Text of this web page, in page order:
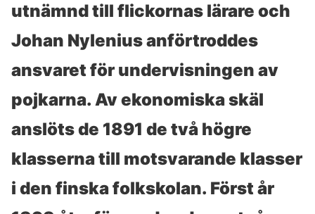
utnämnd till flickornas lärare och
Johan Nylenius anförtroddes
ansvaret för undervisningen av
pojkarna. Av ekonomiska skäl
anslöts de 1891 de två högre
klasserna till motsvarande klasser
i den finska folkskolan. Först år